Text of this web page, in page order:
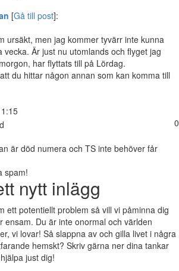
[Gå till post]:
ursäkt, men jag kommer tyvärr inte kunna
vecka. Är just nu utomlands och flyget jag
har flyttats till på Lördag.
du hittar någon annan som kan komma till
0
är död numera och TS inte behöver får
spam!
nytt inlägg
ett potentiellt problem så vill vi påminna dig
ensam. Du är inte onormal och världen
vi lovar! Så slappna av och gilla livet i några
hemskt? Skriv gärna ner dina tankar
just dig!